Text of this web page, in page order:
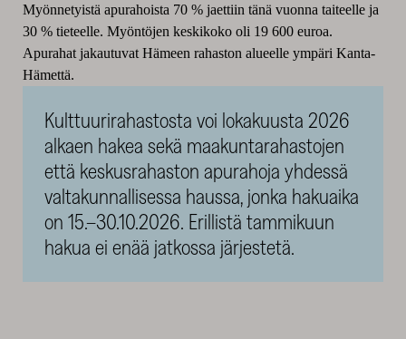
Myönnetyistä apurahoista 70 % jaettiin tänä vuonna taiteelle ja
30 % tieteelle. Myöntöjen keskikoko oli 19 600 euroa.
Apurahat jakautuvat Hämeen rahaston alueelle ympäri Kanta-
Hämettä.
Kulttuurirahastosta voi lokakuusta 2026
alkaen hakea sekä maakuntarahastojen
että keskusrahaston apurahoja yhdessä
valtakunnallisessa haussa, jonka hakuaika
on 15.–30.10.2026. Erillistä tammikuun
hakua ei enää jatkossa järjestetä.